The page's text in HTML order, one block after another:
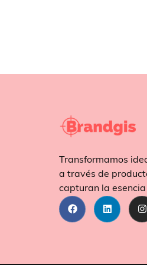
Transformamos
a través de
capturan la